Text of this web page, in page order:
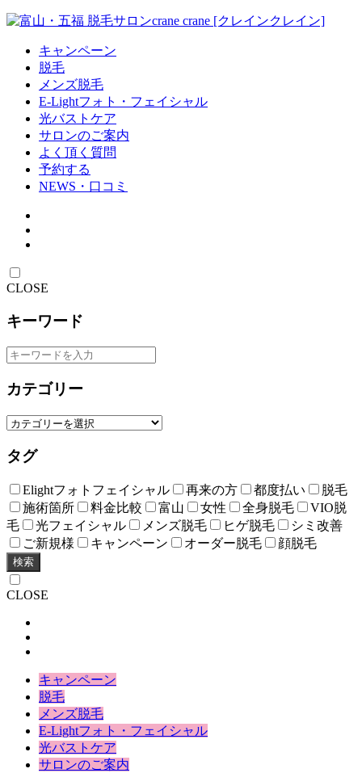
キャンペーン
脱毛
メンズ脱毛
E-Lightフォト・フェイシャル
光バストケア
サロンのご案内
よく頂く質問
予約する
NEWS・口コミ
CLOSE
キーワード
カテゴリー
タグ
Elightフォトフェイシャル 再来の方 都度払い
脱毛
施術箇所
料金比較 富山 女性 全身脱毛
VIO脱
毛
光フェイシャル メンズ脱毛 ヒゲ脱毛
シミ改善
ご新規様
キャンペーン オーダー脱毛 顔脱毛
検索
CLOSE
キャンペーン
脱毛
メンズ脱毛
E-Lightフォト・フェイシャル
光バストケア
サロンのご案内